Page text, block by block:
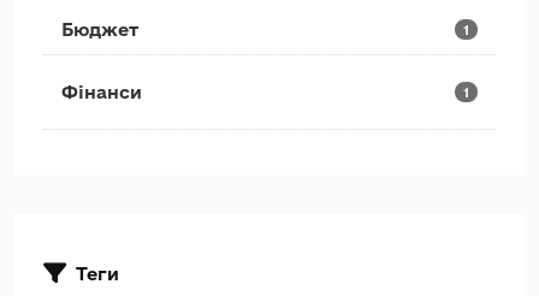
Бюджет 1
Фінанси 1
Теги